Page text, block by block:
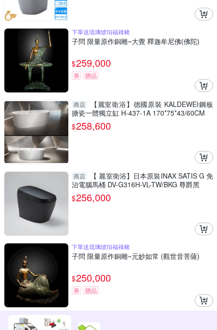
下單送琉璃琥珀福祿豬
子問 限量原作銅雕~大覺 釋迦牟尼佛(佛陀)
$259,000
券 贈品
商店
【麗室衛浴】德國原裝 KALDEWEI鋼板
搪瓷一體獨立缸 H-437-1A 170*75*43/60CM
$258,600
商店
【 麗室衛浴】日本原裝INAX SATIS G 免
治電腦馬桶 DV-G316H-VL-TW/BKG 尊爵黑
$256,000
下單送琉璃琥珀福祿豬
子問 限量原作銅雕~元妙如常 (觀世音菩薩)
$250,000
券 贈品